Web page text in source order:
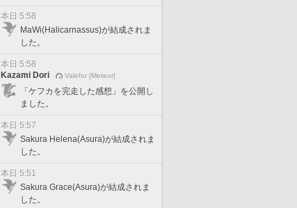
本日 5:58
MaWi(Halicarnassus)が結成されま
した。
本日 5:58
Kazami Dori
Valefor [Meteor]
「ケフカを完走した感想」を公開し
ました。
本日 5:57
Sakura Helena(Asura)が結成されま
した。
本日 5:51
Sakura Grace(Asura)が結成されま
した。